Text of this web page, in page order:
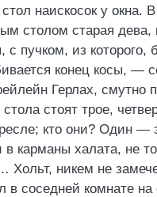
наискосок у окна.
столом старая дева,
с пучком, из которого,
конец косы, —
Герлах, смутно
стола стоят трое,
кто они? Один —
в карманы халата, не
Хольт, никем не
в соседней комнате